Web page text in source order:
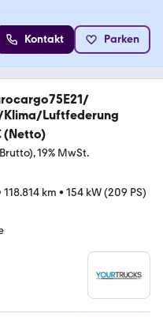
Kontakt Parken
Klima/Luftfederung
(Netto)
19% MwSt.
118.814 km • 154 kW (209 PS)